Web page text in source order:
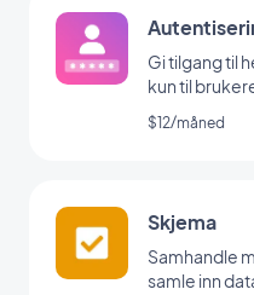
Gi tilgang til
kun til
brukernavn/
$12/måned
Skjema
Samhandle
samle inn